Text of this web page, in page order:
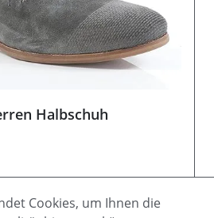
Halbschuh
nicht verfügbar.)
Cookies, um Ihnen die